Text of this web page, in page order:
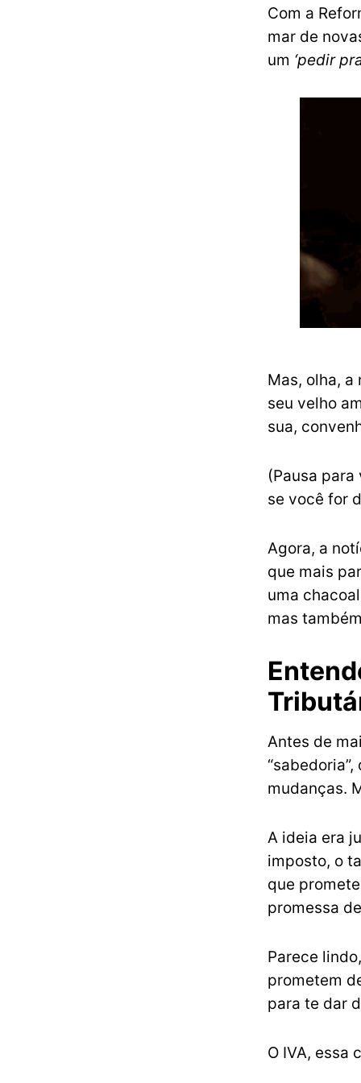
Com a
mar de
um ‘pedir
Mas, olha,
seu velho
sua,
(Pausa
se você for
Agora, a
que mais
uma
mas
Antes de
mudanças.
A ideia era
imposto, o
que
promessa
Parece
prometem
para te dar
O IVA, essa